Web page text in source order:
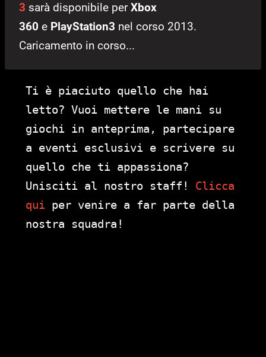
3 sarà disponibile perXbox
360 e PlayStation3 nel corso 2013.
Caricamento in corso...
Ti è piaciuto quello che hai
letto? Vuoi mettere le mani su
giochi in anteprima, partecipare
a eventi esclusivi e scrivere su
quello che ti appassiona?
Unisciti al nostro staff! Clicca
qui per venire a far parte della
nostra squadra!